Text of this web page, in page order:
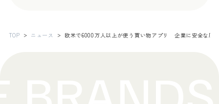
TOP ニュース 欧米で6000万人以上が使う買い物アプリ 企業に安全な原